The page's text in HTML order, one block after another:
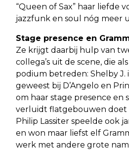
“Queen of Sax” haar liefde
jazzfunk en soul nóg meer
Stage presence en
Ze krijgt daarbij hulp van
collega’s uit de scene, die
podium betreden: Shelby J.
geweest bij D’Angelo en
om haar stage presence en
verluidt flatgebouwen
Philip Lassiter speelde ook
en won maar liefst elf
werk met andere grote